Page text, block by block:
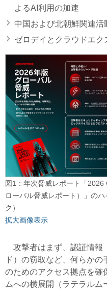
よるAI利用の加速
中国および北朝鮮関連活
ゼロデイとクラウドエク
図1：年次脅威レポート「
ローバル脅威レポート）」の
ク）
拡大画像表示
攻撃者はまず、認証情報
ド）の窃取など、何らか
のためのアクセス拠点を確
ムへの横展開（ラテラルム